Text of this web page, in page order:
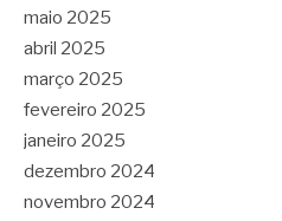
maio 2025
abril 2025
março 2025
fevereiro 2025
janeiro 2025
dezembro 2024
novembro 2024